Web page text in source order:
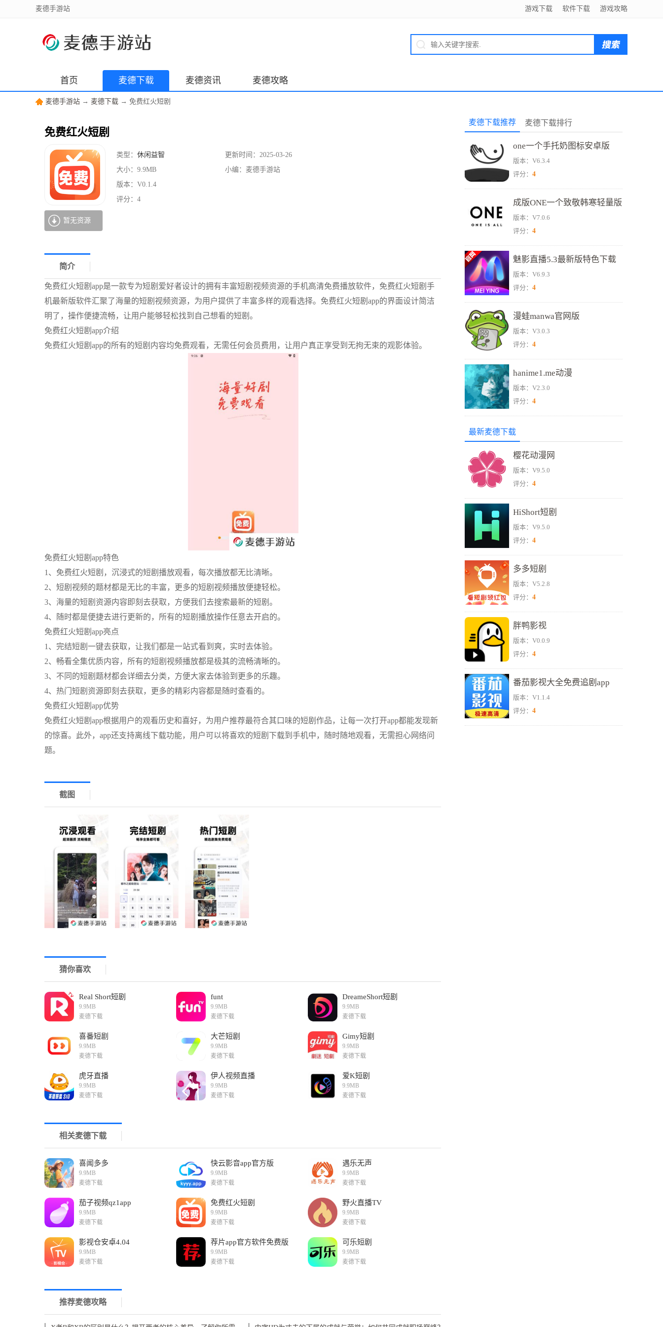
麦德手游站 游戏下载 软件下载 游戏攻略
首页 麦德下载 麦德资讯 麦德攻略
麦德手游站 → 麦德下载 → 免费红火短剧
免费红火短剧
暂无资源
类型： 休闲益智 更新时间： 2025-03-26
大小： 9.9MB 小编： 麦德手游站
版本： V0.1.4
评分： 4
简介
免费红火短剧app是一款专为短剧爱好者设计的拥有丰富短剧视频资源的手机高清免费播放软件，免费红火短剧手
机最新版软件汇聚了海量的短剧视频资源，为用户提供了丰富多样的观看选择。免费红火短剧app的界面设计简洁
明了，操作便捷流畅，让用户能够轻松找到自己想看的短剧。
免费红火短剧app介绍
免费红火短剧app的所有的短剧内容均免费观看，无需任何会员费用，让用户真正享受到无拘无束的观影体验。
免费红火短剧app特色
1、免费红火短剧，沉浸式的短剧播放观看，每次播放都无比清晰。
2、短剧视频的题材都是无比的丰富，更多的短剧视频播放便捷轻松。
3、海量的短剧资源内容即刻去获取，方便我们去搜索最新的短剧。
4、随时都是便捷去进行更新的，所有的短剧播放操作任意去开启的。
免费红火短剧app亮点
1、完结短剧一键去获取，让我们都是一站式看到爽，实时去体验。
2、畅看全集优质内容，所有的短剧视频播放都是极其的流畅清晰的。
3、不同的短剧题材都会详细去分类，方便大家去体验到更多的乐趣。
4、热门短剧资源即刻去获取，更多的精彩内容都是随时查看的。
免费红火短剧app优势
免费红火短剧app根据用户的观看历史和喜好，为用户推荐最符合其口味的短剧作品，让每一次打开app都能发现新
的惊喜。此外，app还支持离线下载功能，用户可以将喜欢的短剧下载到手机中，随时随地观看，无需担心网络问
题。
截图
猜你喜欢
Real Short短剧
9.9MB
麦德下载
funt
9.9MB
麦德下载
DreameShort短剧
9.9MB
麦德下载
喜番短剧
9.9MB
麦德下载
大芒短剧
9.9MB
麦德下载
Gimy短剧
9.9MB
麦德下载
虎牙直播
9.9MB
麦德下载
伊人视频直播
9.9MB
麦德下载
爱K短剧
9.9MB
麦德下载
相关麦德下载
喜闻多多
9.9MB
麦德下载
快云影音app官方版
9.9MB
麦德下载
遇乐无声
9.9MB
麦德下载
茄子视频qz1app
9.9MB
麦德下载
免费红火短剧
9.9MB
麦德下载
野火直播TV
9.9MB
麦德下载
影视仓安卓4.04
9.9MB
麦德下载
荐片app官方软件免费版
9.9MB
麦德下载
可乐短剧
9.9MB
麦德下载
推荐麦德攻略
麦德下载推荐 麦德下载排行
one一个手托奶图标安卓版
版本：V6.3.4
评分： 4
成版ONE一个致敬韩寒轻量版
版本：V7.0.6
评分： 4
魅影直播5.3最新版特色下载
版本：V6.9.3
评分： 4
漫蛙manwa官网版
版本：V3.0.3
评分： 4
hanime1.me动漫
版本：V2.3.0
评分： 4
最新麦德下载
樱花动漫网
版本：V9.5.0
评分： 4
HiShort短剧
版本：V9.5.0
评分： 4
多多短剧
版本：V5.2.8
评分： 4
胖鸭影视
版本：V0.0.9
评分： 4
番茄影视大全免费追剧app
版本：V1.1.4
评分： 4